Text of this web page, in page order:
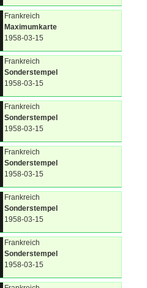
Frankreich
Maximumkarte
1958-03-15
Frankreich
Sonderstempel
1958-03-15
Frankreich
Sonderstempel
1958-03-15
Frankreich
Sonderstempel
1958-03-15
Frankreich
Sonderstempel
1958-03-15
Frankreich
Sonderstempel
1958-03-15